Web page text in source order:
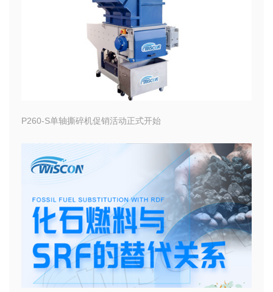
P260-S单轴撕碎机促销活动正式开始